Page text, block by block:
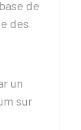
de
des
un
sur